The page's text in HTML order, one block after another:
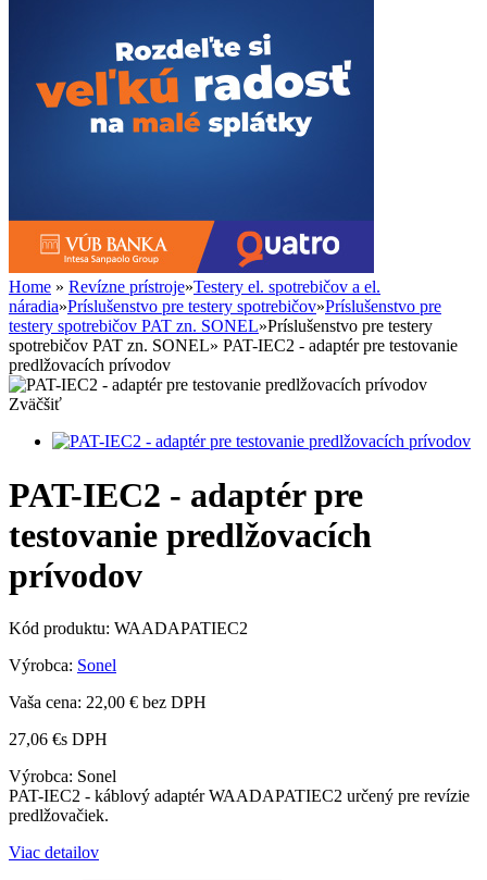
Home » Revízne prístroje»Testery el. spotrebičov a el.
náradia»Príslušenstvo pre testery spotrebičov»Príslušenstvo pre
testery spotrebičov PAT zn. SONEL»Príslušenstvo pre testery
spotrebičov PAT zn. SONEL» PAT-IEC2 - adaptér pre testovanie
predlžovacích prívodov
Zväčšiť
PAT-IEC2 - adaptér pre
testovanie predlžovacích
prívodov
Kód produktu: WAADAPATIEC2
Výrobca: Sonel
Vaša cena: 22,00 € bez DPH
27,06 €s DPH
Výrobca: Sonel
PAT-IEC2 - káblový adaptér WAADAPATIEC2 určený pre revízie
predlžovačiek.
Viac detailov